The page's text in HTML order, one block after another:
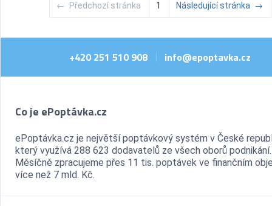
← Předchozí stránka 1 Následující stránka →
+420 251 510 908 | info@epoptavka.cz
Co je ePoptávka.cz
ePoptávka.cz je největší poptávkový systém v České
který využívá 288 623 dodavatelů ze všech oborů podnikání.
Měsíčně zpracujeme přes 11 tis. poptávek ve finančním
více než 7 mld. Kč.